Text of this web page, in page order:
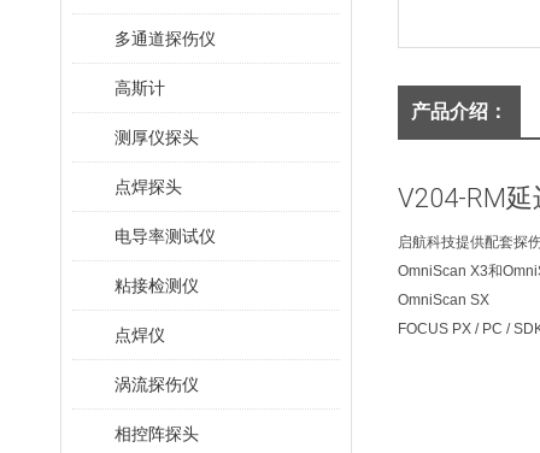
多通道探伤仪
高斯计
测厚仪探头
点焊探头
电导率测试仪
粘接检测仪
点焊仪
涡流探伤仪
相控阵探头
产品介绍：
V204-RM延
启航科技提供配套探
OmniScan X3和
OmniScan SX
FOCUS PX / PC /